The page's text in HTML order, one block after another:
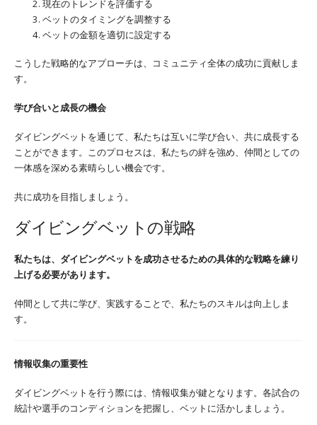
現在のトレンドを評価する
ベットのタイミングを調整する
ベットの金額を適切に設定する
こうした戦略的なアプローチは、コミュニティ全体の成功に貢献しま
す。
学び合いと成長の機会
ダイビングベットを通じて、私たちは互いに学び合い、共に成長する
ことができます。このプロセスは、私たちの絆を強め、仲間としての
一体感を深める素晴らしい機会です。
共に成功を目指しましょう。
ダイビングベットの戦略
私たちは、ダイビングベットを成功させるための具体的な戦略を練り
上げる必要があります。
仲間として共に学び、実践することで、私たちのスキルは向上しま
す。
情報収集の重要性
ダイビングベットを行う際には、情報収集が鍵となります。各試合の
統計や選手のコンディションを把握し、ベットに活かしましょう。